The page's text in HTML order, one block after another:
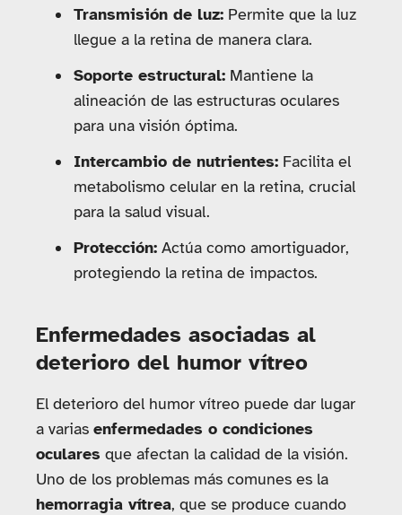
Transmisión de luz: Permite que la luz
llegue a la retina de manera clara.
Soporte estructural: Mantiene la
alineación de las estructuras oculares
para una visión óptima.
Intercambio de nutrientes: Facilita el
metabolismo celular en la retina, crucial
para la salud visual.
Protección: Actúa como amortiguador,
protegiendo la retina de impactos.
Enfermedades asociadas al
deterioro del humor vítreo
El deterioro del humor vítreo puede dar lugar
a varias enfermedades o condiciones
oculares que afectan la calidad de la visión.
Uno de los problemas más comunes es la
hemorragia vítrea, que se produce cuando